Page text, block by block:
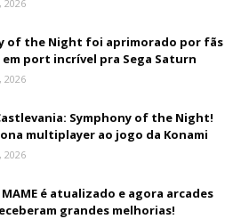
2026
of the Night foi aprimorado por fãs
em port incrível pra Sega Saturn
2026
Symphony of the Night!
multiplayer ao jogo da Konami
2026
é atualizado e agora arcades
grandes melhorias!